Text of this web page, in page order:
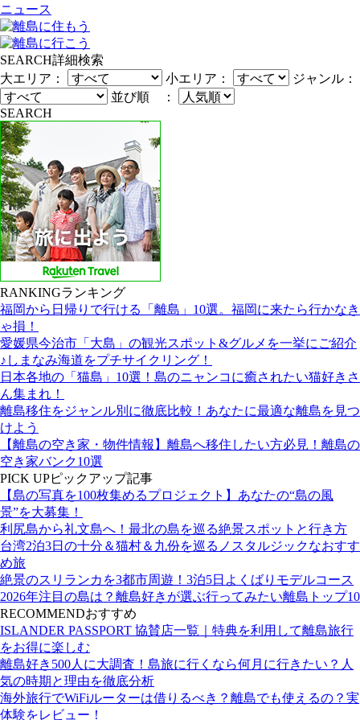
ニュース
SEARCH詳細検索
大エリア：
小エリア：
ジャンル：
並び順 ：
SEARCH
RANKINGランキング
福岡から日帰りで行ける「離島」10選。福岡に来たら行かなき
ゃ損！
愛媛県今治市「大島」の観光スポット&グルメを一挙にご紹介
♪しまなみ海道をプチサイクリング！
日本各地の「猫島」10選！島のニャンコに癒されたい猫好きさ
ん集まれ！
離島移住をジャンル別に徹底比較！あなたに最適な離島を見つ
けよう
【離島の空き家・物件情報】離島へ移住したい方必見！離島の
空き家バンク10選
PICK UPピックアップ記事
【島の写真を100枚集めるプロジェクト】あなたの“島の風
景”を大募集！
利尻島から礼文島へ！最北の島を巡る絶景スポットと行き方
台湾2泊3日の十分＆猫村＆九份を巡るノスタルジックなおすす
め旅
絶景のスリランカを3都市周遊！3泊5日よくばりモデルコース
2026年注目の島は？離島好きが選ぶ行ってみたい離島トップ10
RECOMMENDおすすめ
ISLANDER PASSPORT 協賛店一覧｜特典を利用して離島旅行
をお得に楽しむ
離島好き500人に大調査！島旅に行くなら何月に行きたい？人
気の時期と理由を徹底分析
海外旅行でWiFiルーターは借りるべき？離島でも使えるの？実
体験をレビュー！